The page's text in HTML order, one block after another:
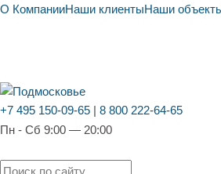
О КомпанииНаши клиентыНаши
+7 495 150-09-65 | 8 800 222-64-65
Пн - Сб 9:00 — 20:00